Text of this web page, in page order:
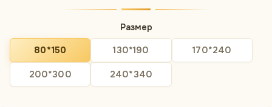
Размер
80*150 130*190
170*240
200*300
240*340